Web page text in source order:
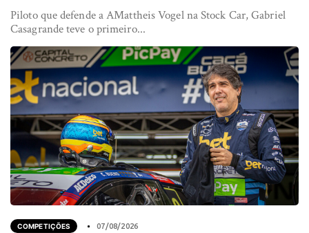
Piloto que defende a AMattheis Vogel na Stock Car, Gabriel
Casagrande teve o primeiro...
COMPETIÇÕES 07/08/2026